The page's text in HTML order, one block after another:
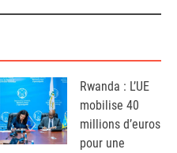
Rwanda : L’UE
mobilise 40
millions d’euros
pour une